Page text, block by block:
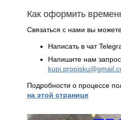
Как оформить
Связаться с нами вы
Написать в чат
Напишите нам
Подробности о процессе
на этой странице